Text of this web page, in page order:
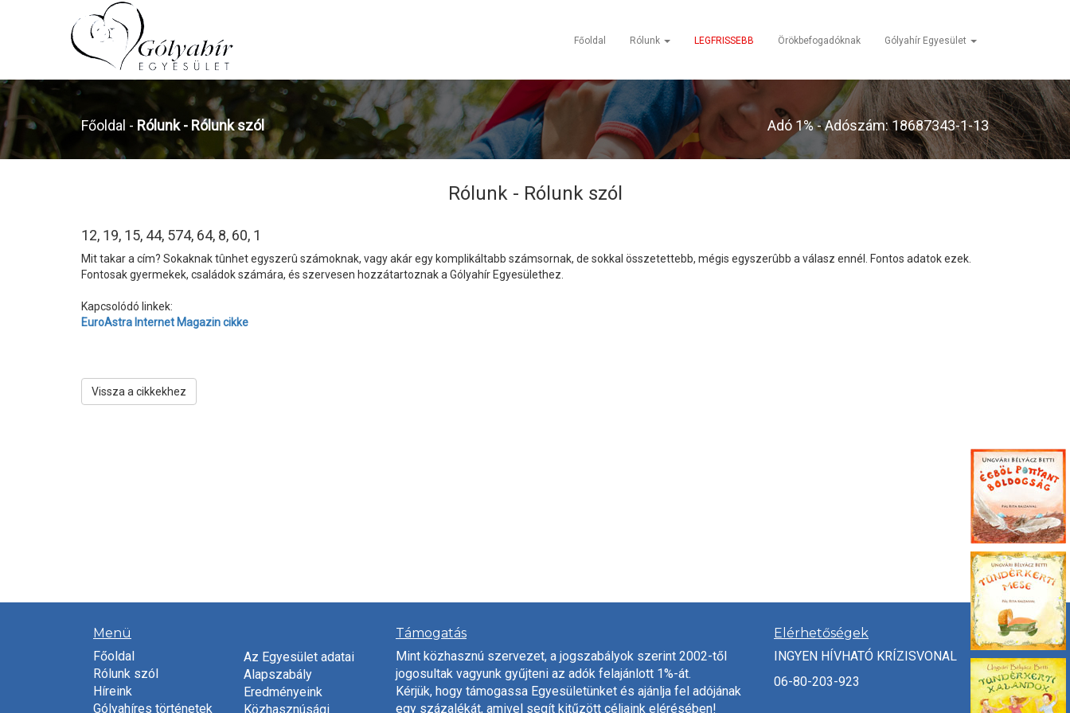
Főoldal Rólunk LEGFRISSEBB Örökbefogadóknak Gólyahír Egyesület
Főoldal - Rólunk - Rólunk szól Adó 1% - Adószám: 18687343-1-13
Rólunk - Rólunk szól
12, 19, 15, 44, 574, 64, 8, 60, 1
Mit takar a cím? Sokaknak tûnhet egyszerû számoknak, vagy akár egy komplikáltabb számsornak, de sokkal összetettebb, mégis egyszerûbb a válasz ennél. Fontos adatok ezek.
Fontosak gyermekek, családok számára, és szervesen hozzátartoznak a Gólyahír Egyesülethez.
Kapcsolódó linkek:
EuroAstra Internet Magazin cikke
Vissza a cikkekhez
Menü
Főoldal
Rólunk szól
Híreink
Gólyahíres történetek
Az Egyesület adatai
Alapszabály
Eredményeink
Közhasznúsági
Támogatás
Mint közhasznú szervezet, a jogszabályok szerint 2002-től
jogosultak vagyunk gyűjteni az adók felajánlott 1%-át.
Kérjük, hogy támogassa Egyesületünket és ajánlja fel adójának
egy százalékát, amivel segít kitűzött céljaink elérésében!
Elérhetőségek
INGYEN HÍVHATÓ KRÍZISVONAL
06-80-203-923